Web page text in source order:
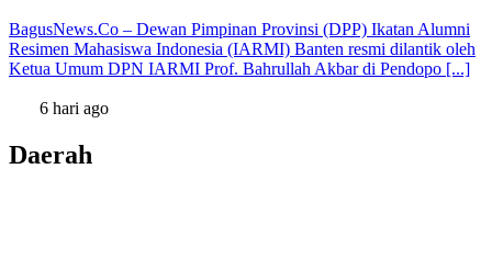
BagusNews.Co – Dewan Pimpinan Provinsi (DPP) Ikatan Alumni
Resimen Mahasiswa Indonesia (IARMI) Banten resmi dilantik oleh
Ketua Umum DPN IARMI Prof. Bahrullah Akbar di Pendopo [...]
6 hari ago
Daerah